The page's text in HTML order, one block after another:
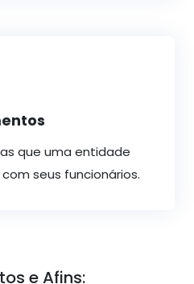
que uma entidade
seus funcionários.
e Afins: